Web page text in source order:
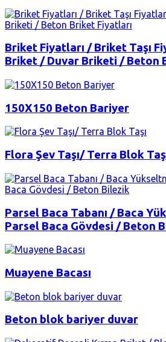
Briket Fiyatları / Briket Taşı
Briket / Duvar Briketi / Beton
150X150 Beton Bariyer
Flora Şev Taşı/ Terra Blok
Parsel Baca Tabanı / Baca
Parsel Baca Gövdesi / Beton
Muayene Bacası
Beton blok bariyer duvar